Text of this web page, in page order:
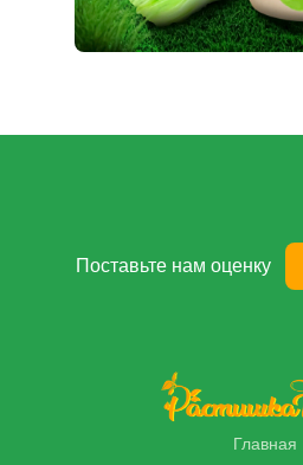
Поставьте нам оценку
Главная